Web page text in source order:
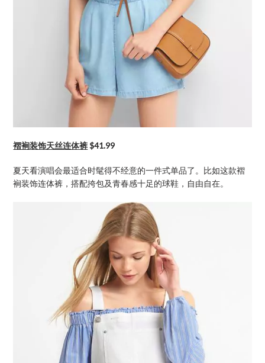
褶裥装饰天丝连体裤$41.99
夏天看演唱会最适合时髦得不经意的一件式单品了。比如这款褶
裥装饰连体裤，搭配挎包及青春感十足的球鞋，自由自在。